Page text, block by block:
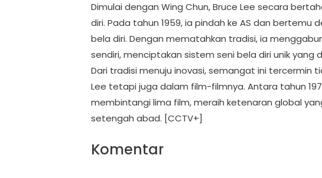
Dimulai dengan Wing Chun, Bruce Lee secara
diri. Pada tahun 1959, ia pindah ke AS dan
bela diri. Dengan mematahkan tradisi, ia
sendiri, menciptakan sistem seni bela diri unik yang
Dari tradisi menuju inovasi, semangat ini tercermin
Lee tetapi juga dalam film-filmnya. Antara tahun
membintangi lima film, meraih ketenaran global
setengah abad. [CCTV+]
Komentar